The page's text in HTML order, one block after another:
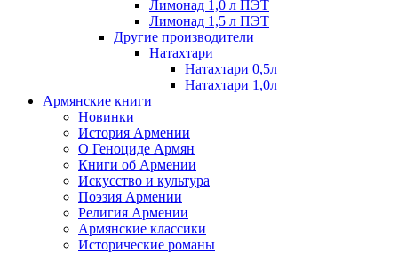
Лимонад 1,0 л ПЭТ
Лимонад 1,5 л ПЭТ
Другие производители
Натахтари
Натахтари 0,5л
Натахтари 1,0л
Армянские книги
Новинки
История Армении
О Геноциде Армян
Книги об Армении
Иcкусство и культура
Поэзия Армении
Религия Армении
Армянские классики
Исторические романы